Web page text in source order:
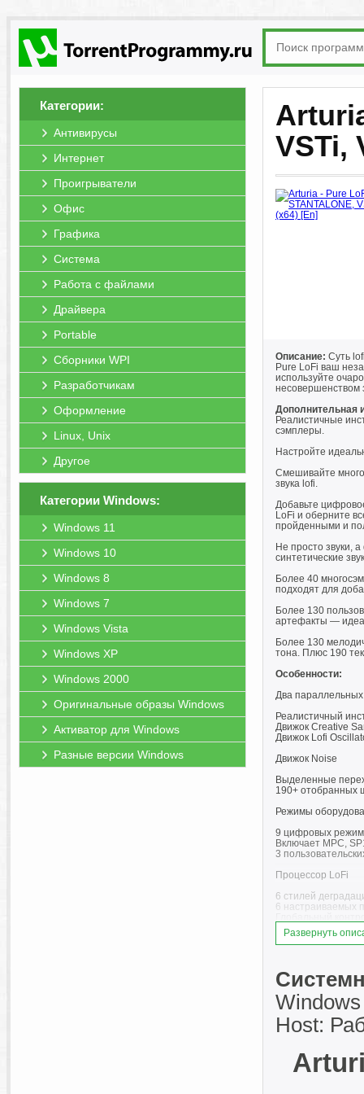
Категории:
Антивирусы
Интернет
Проигрыватели
Офис
Графика
Система
Работа с файлами
Драйвера
Portable
Сборники WPI
Разработчикам
Оформление
Linux, Unix
Другое
Категории Windows:
Windows 11
Windows 10
Windows 8
Windows 7
Windows Vista
Windows XP
Windows 2000
Оригинальные образы Windows
Активатор для Windows
Разные версии Windows
VSTi,
Описание: Суть
Pure LoFi ваш
используйте
несовершенством
Дополнительная
Реалистичные
сэмплеры.
Настройте
Смешивайте
звука lofi.
Добавьте
LoFi и оберните
пройденными и
Не просто звуки,
синтетические
Более 40
подходят для
Более 130
артефакты —
Более 130
тона. Плюс 190
Особенности:
Два
Реалистичный
Движок Creative
Движок Lofi
Движок Noise
Выделенные
190+ отобранных
Режимы
9 цифровых
Включает MPC,
3
Процессор LoFi
6 стилей
6 настраиваемых
Фильтры
Создавайте звук
Мощная секция
4 слота
Включает
Модулируемые
Расширенная
Развернуть
Host: